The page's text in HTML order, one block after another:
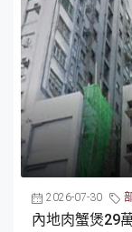
2026-07-30
內地肉蟹煲29